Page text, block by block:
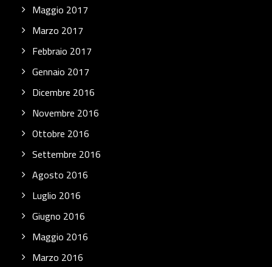
Maggio 2017
Marzo 2017
Febbraio 2017
Gennaio 2017
Dicembre 2016
Novembre 2016
Ottobre 2016
Settembre 2016
Agosto 2016
Luglio 2016
Giugno 2016
Maggio 2016
Marzo 2016